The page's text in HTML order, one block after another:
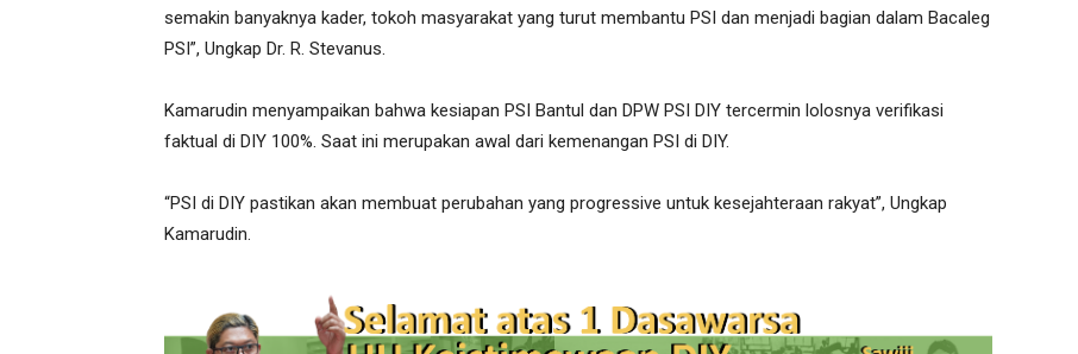
semakin banyaknya kader, tokoh masyarakat yang turut membantu PSI dan menjadi bagian dalam Bacaleg
PSI”, Ungkap Dr. R. Stevanus.
Kamarudin menyampaikan bahwa kesiapan PSI Bantul dan DPW PSI DIY tercermin lolosnya verifikasi
faktual di DIY 100%. Saat ini merupakan awal dari kemenangan PSI di DIY.
“PSI di DIY pastikan akan membuat perubahan yang progressive untuk kesejahteraan rakyat”, Ungkap
Kamarudin.